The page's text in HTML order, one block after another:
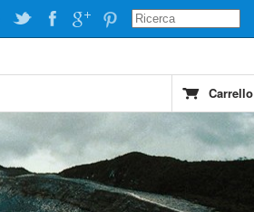
Carrello